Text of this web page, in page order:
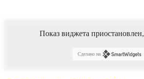
Показ виджета приостановлен,
Сделано на